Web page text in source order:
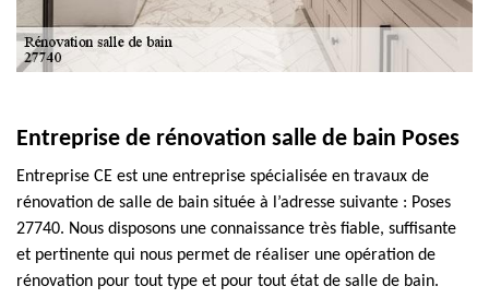
Entreprise de rénovation salle de bain Poses
Entreprise CE est une entreprise spécialisée en travaux de
rénovation de salle de bain située à l’adresse suivante : Poses
27740. Nous disposons une connaissance très fiable, suffisante
et pertinente qui nous permet de réaliser une opération de
rénovation pour tout type et pour tout état de salle de bain.